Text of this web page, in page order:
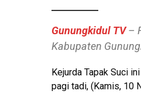
Gunungkidul TV–
Kabupaten
Kejurda Tapak Suci
pagi tadi, (Kamis, 10